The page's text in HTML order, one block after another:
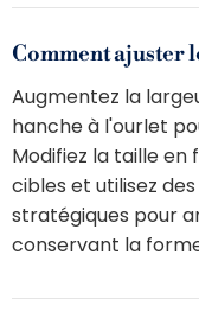
Comment ajuster
Augmentez la
hanche à l'ourlet
Modifiez la taille
cibles et utilisez
stratégiques pour
conservant la